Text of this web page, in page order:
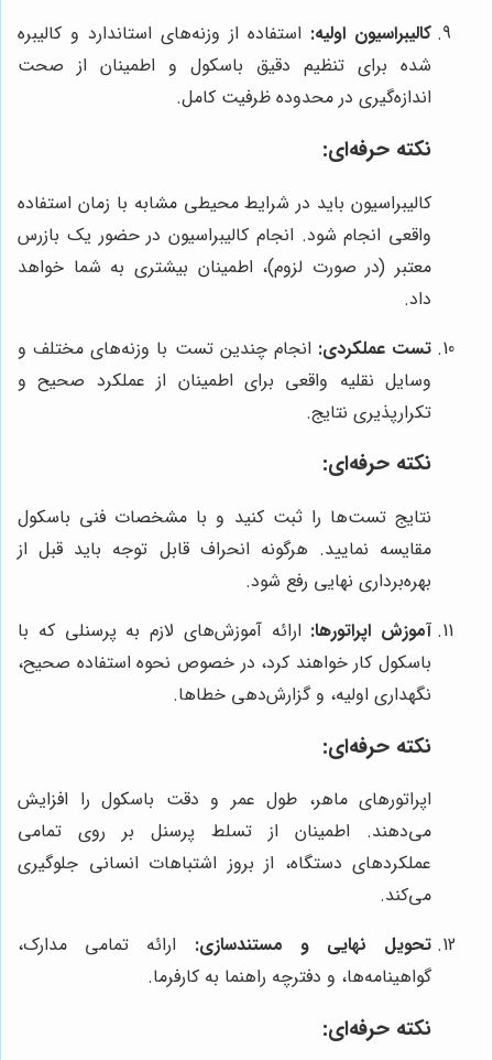
کالیبراسیون اولیه: استفاده از وزنه‌های استاندارد و کالیبره
شده برای تنظیم دقیق باسکول و اطمینان از صحت
اندازه‌گیری در محدوده ظرفیت کامل.
نکته حرفه‌ای:
کالیبراسیون باید در شرایط محیطی مشابه با زمان استفاده
واقعی انجام شود. انجام کالیبراسیون در حضور یک بازرس
معتبر (در صورت لزوم)، اطمینان بیشتری به شما خواهد
داد.
تست عملکردی: انجام چندین تست با وزنه‌های مختلف و
وسایل نقلیه واقعی برای اطمینان از عملکرد صحیح و
تکرارپذیری نتایج.
نکته حرفه‌ای:
نتایج تست‌ها را ثبت کنید و با مشخصات فنی باسکول
مقایسه نمایید. هرگونه انحراف قابل توجه باید قبل از
بهره‌برداری نهایی رفع شود.
آموزش اپراتورها: ارائه آموزش‌های لازم به پرسنلی که با
باسکول کار خواهند کرد، در خصوص نحوه استفاده صحیح،
نگهداری اولیه، و گزارش‌دهی خطاها.
نکته حرفه‌ای:
اپراتورهای ماهر، طول عمر و دقت باسکول را افزایش
می‌دهند. اطمینان از تسلط پرسنل بر روی تمامی
عملکردهای دستگاه، از بروز اشتباهات انسانی جلوگیری
می‌کند.
تحویل نهایی و مستندسازی: ارائه تمامی مدارک،
گواهینامه‌ها، و دفترچه راهنما به کارفرما.
نکته حرفه‌ای: